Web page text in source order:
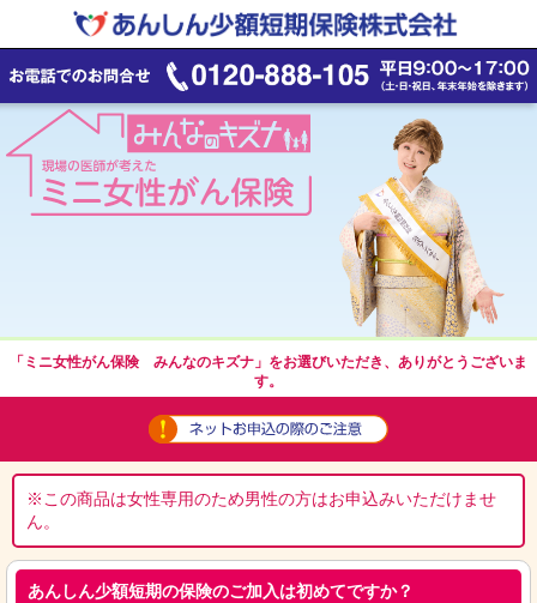
「ミニ女性がん保険 みんなのキズナ」をお選びいただき、ありがとうございま
す。
※この商品は女性専用のため男性の方はお申込みいただけませ
ん。
あんしん少額短期の保険のご加入は初めてですか？